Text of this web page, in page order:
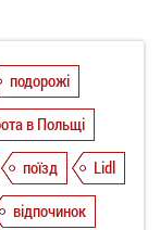
подорожі
в Польщі
поїзд
Lidl
відпочинок